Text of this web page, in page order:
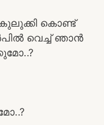
കുലുക്കി കൊണ്ട്
വെച്ച് ഞാൻ